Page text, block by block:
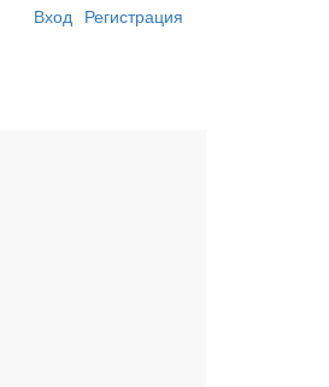
Вход Регистрация